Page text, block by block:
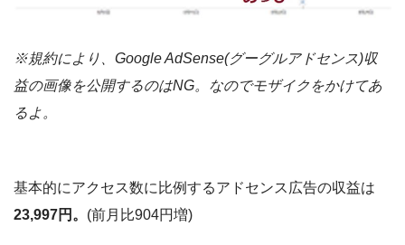
※規約により、Google AdSense(グーグルアドセンス)収
益の画像を公開するのはNG。なのでモザイクをかけてあ
るよ。
基本的にアクセス数に比例するアドセンス広告の収益は
23,997円。 (前月比904円増)